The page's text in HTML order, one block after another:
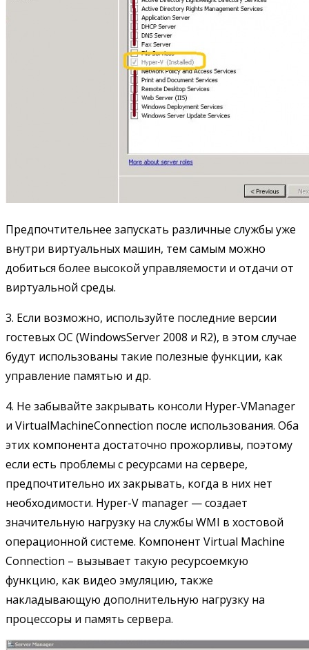
Предпочтительнее запускать различные службы уже
внутри виртуальных машин, тем самым можно
добиться более высокой управляемости и отдачи от
виртуальной среды.
3. Если возможно, используйте последние версии
гостевых ОС (WindowsServer 2008 и R2), в этом случае
будут использованы такие полезные функции, как
управление памятью и др.
4. Не забывайте закрывать консоли Hyper-VManager
и VirtualMachineConnection после использования. Оба
этих компонента достаточно прожорливы, поэтому
если есть проблемы с ресурсами на сервере,
предпочтительно их закрывать, когда в них нет
необходимости. Hyper-V manager — создает
значительную нагрузку на службы WMI в хостовой
операционной системе. Компонент Virtual Machine
Connection – вызывает такую ресурсоемкую
функцию, как видео эмуляцию, также
накладывающую дополнительную нагрузку на
процессоры и память сервера.